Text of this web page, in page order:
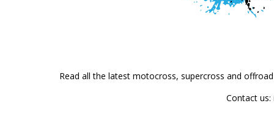
Read all the latest motocross, supercross and
Contact us: